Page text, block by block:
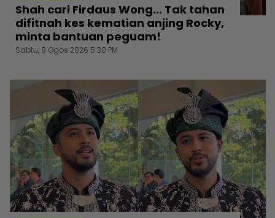
Shah cari Firdaus Wong… Tak tahan
difitnah kes kematian anjing Rocky,
minta bantuan peguam!
Sabtu, 8 Ogos 2026 5:30 PM